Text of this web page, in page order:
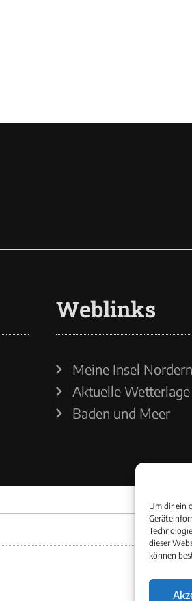
Um dir ein
dieser
können
Weblinks
Meine Insel
Aktuelle Wetterlage
Baden und Meer